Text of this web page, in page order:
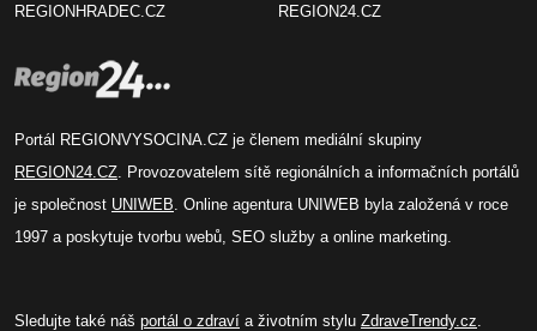
REGIONHRADEC.CZ REGION24.CZ
Portál REGIONVYSOCINA.CZ je členem mediální skupiny
REGION24.CZ . Provozovatelem sítě regionálních a informačních portálů
je společnost UNIWEB . Online agentura UNIWEB byla založená v roce
1997 a poskytuje tvorbu webů, SEO služby a online marketing.
Sledujte také náš portál o zdraví a životním stylu ZdraveTrendy.cz